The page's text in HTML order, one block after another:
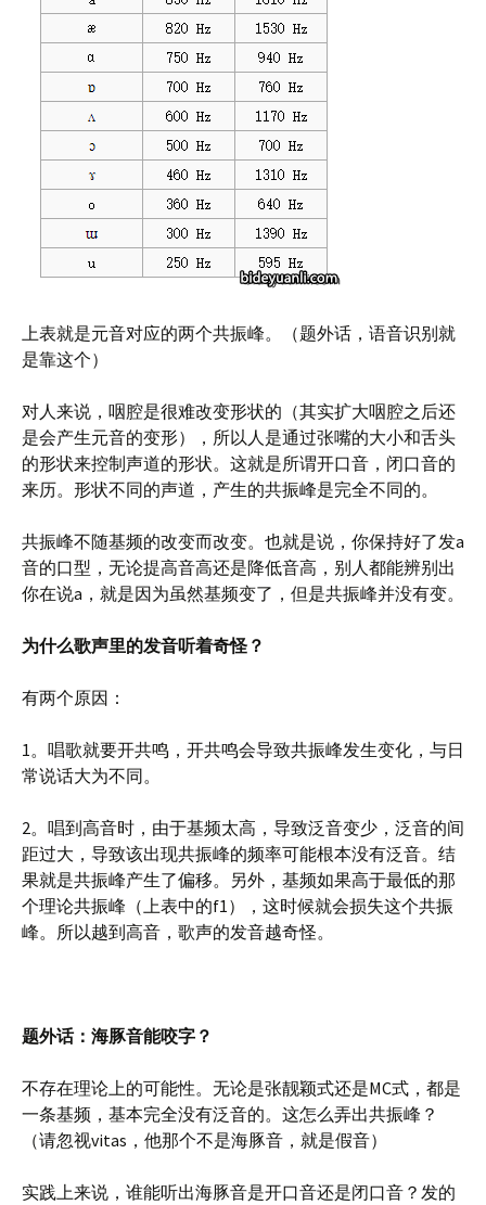
上表就是元音对应的两个共振峰。（题外话，语音识别就
是靠这个）
对人来说，咽腔是很难改变形状的（其实扩大咽腔之后还
是会产生元音的变形），所以人是通过张嘴的大小和舌头
的形状来控制声道的形状。这就是所谓开口音，闭口音的
来历。形状不同的声道，产生的共振峰是完全不同的。
共振峰不随基频的改变而改变。也就是说，你保持好了发a
音的口型，无论提高音高还是降低音高，别人都能辨别出
你在说a，就是因为虽然基频变了，但是共振峰并没有变。
为什么歌声里的发音听着奇怪？
有两个原因：
1。唱歌就要开共鸣，开共鸣会导致共振峰发生变化，与日
常说话大为不同。
2。唱到高音时，由于基频太高，导致泛音变少，泛音的间
距过大，导致该出现共振峰的频率可能根本没有泛音。结
果就是共振峰产生了偏移。另外，基频如果高于最低的那
个理论共振峰（上表中的f1），这时候就会损失这个共振
峰。所以越到高音，歌声的发音越奇怪。
题外话：海豚音能咬字？
不存在理论上的可能性。无论是张靓颖式还是MC式，都是
一条基频，基本完全没有泛音的。这怎么弄出共振峰？
（请忽视vitas，他那个不是海豚音，就是假音）
实践上来说，谁能听出海豚音是开口音还是闭口音？发的